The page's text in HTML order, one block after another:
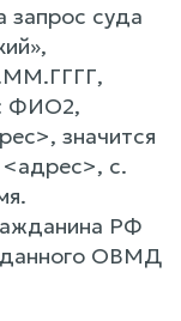
запрос суда
ФИО2,
значится
<адрес>, с.
РФ
ОВМД